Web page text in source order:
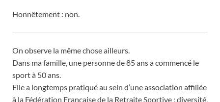
Honnêtement : non.
On observe la même chose ailleurs.
Dans ma famille, une personne de 85 ans a commencé le
sport à 50 ans.
Elle a longtemps pratiqué au sein d’une association affiliée
à la Fédération Française de la Retraite Sportive : diversité,